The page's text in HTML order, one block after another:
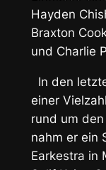
Hayden
Braxton
und Charlie
In den
einer
rund um
nahm er ein
Earkestra in